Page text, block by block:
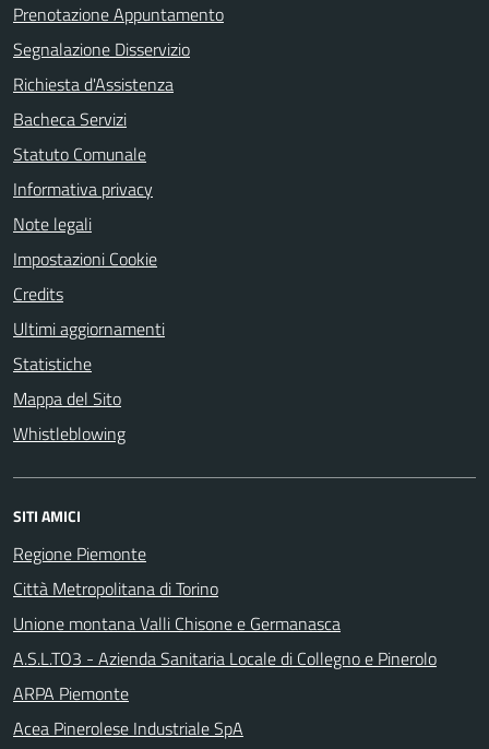
Prenotazione Appuntamento
Segnalazione Disservizio
Richiesta d'Assistenza
Bacheca Servizi
Statuto Comunale
Informativa privacy
Note legali
Impostazioni Cookie
Credits
Ultimi aggiornamenti
Statistiche
Mappa del Sito
Whistleblowing
SITI AMICI
Regione Piemonte
Città Metropolitana di Torino
Unione montana Valli Chisone e Germanasca
A.S.L.TO3 - Azienda Sanitaria Locale di Collegno e Pinerolo
ARPA Piemonte
Acea Pinerolese Industriale SpA